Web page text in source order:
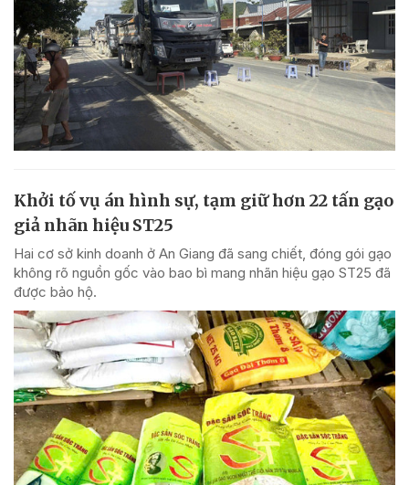
Khởi tố vụ án hình sự, tạm giữ hơn 22 tấn gạo
giả nhãn hiệu ST25
Hai cơ sở kinh doanh ở An Giang đã sang chiết, đóng gói gạo
không rõ nguồn gốc vào bao bì mang nhãn hiệu gạo ST25 đã
được bảo hộ.